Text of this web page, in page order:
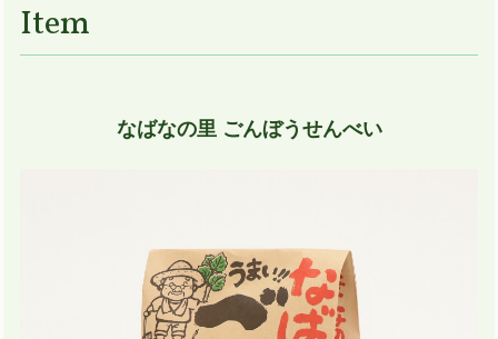
Item
なばなの里 ごんぼうせんべい